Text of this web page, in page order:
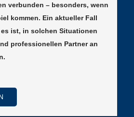
verbunden – besonders, wenn
kommen. Ein aktueller Fall
ist, in solchen Situationen
professionellen Partner an